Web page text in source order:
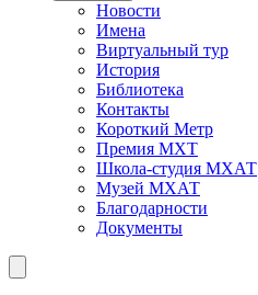
Новости
Имена
Виртуальный тур
История
Библиотека
Контакты
Короткий Метр
Премия МХТ
Школа-студия МХАТ
Музей МХАТ
Благодарности
Документы